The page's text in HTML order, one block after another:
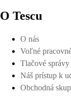
O Tescu
O nás
Voľné
Tlačové správy
Náš prístup k
Obchodná